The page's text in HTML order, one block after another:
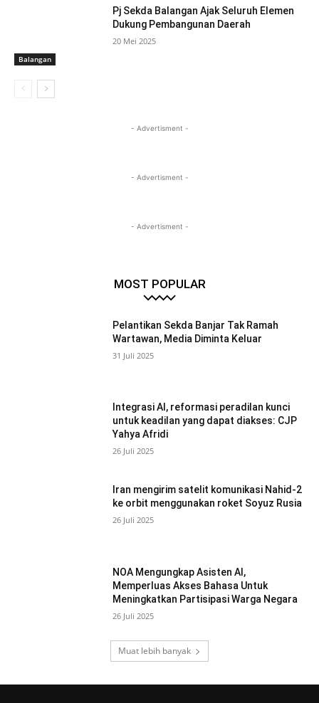
Balangan
Pj Sekda Balangan Ajak Seluruh Elemen
Dukung Pembangunan Daerah
20 Mei 2025
- Advertisment -
- Advertisment -
- Advertisment -
MOST POPULAR
Pelantikan Sekda Banjar Tak Ramah
Wartawan, Media Diminta Keluar
31 Juli 2025
Integrasi AI, reformasi peradilan kunci
untuk keadilan yang dapat diakses: CJP
Yahya Afridi
26 Juli 2025
Iran mengirim satelit komunikasi Nahid-2
ke orbit menggunakan roket Soyuz Rusia
26 Juli 2025
NOA Mengungkap Asisten AI,
Memperluas Akses Bahasa Untuk
Meningkatkan Partisipasi Warga Negara
26 Juli 2025
Muat lebih banyak